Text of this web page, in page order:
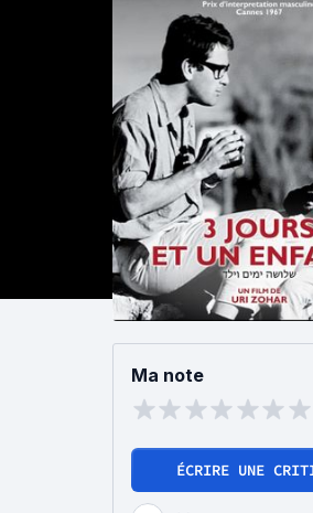
Ma note
ÉCRIRE UNE